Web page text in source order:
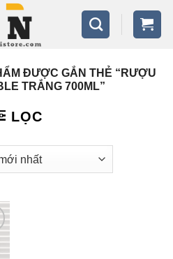
ĐƯỢC GẮN THẺ “RƯỢU
TRẮNG 700ML”
LỌC